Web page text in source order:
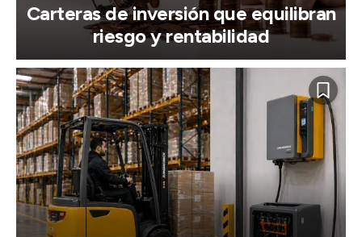
Carteras de inversión que equilibran
riesgo y rentabilidad